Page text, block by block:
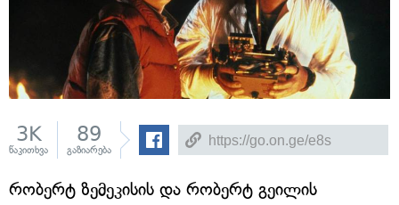
3K
წაკითხვა
89
გაზიარება
რობერტ ზემეკისის და რობერტ გეილის